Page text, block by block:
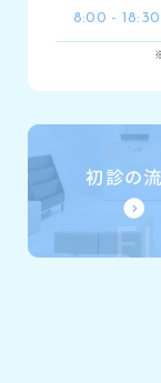
8:00 - 18:30
初診の